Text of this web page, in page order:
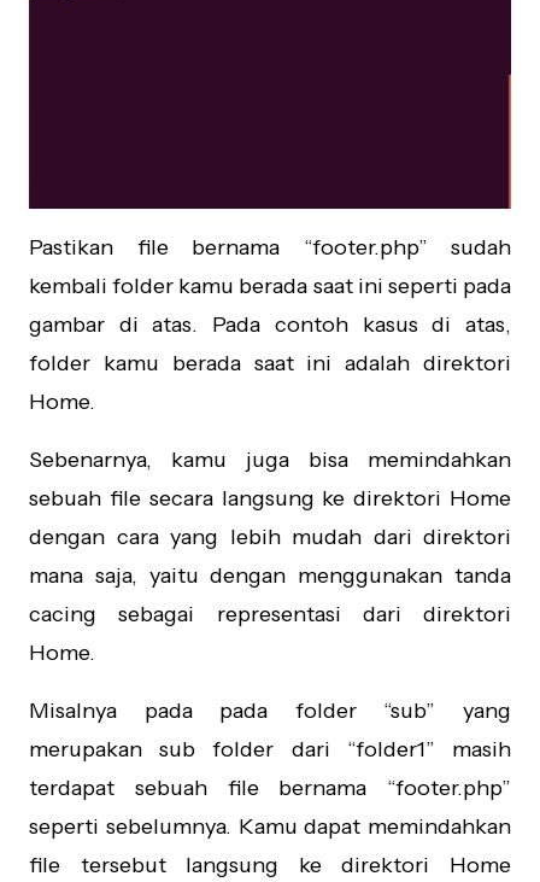
Pastikan file bernama “footer.php” sudah
kembali folder kamu berada saat ini seperti pada
gambar di atas. Pada contoh kasus di atas,
folder kamu berada saat ini adalah direktori
Home.
Sebenarnya, kamu juga bisa memindahkan
sebuah file secara langsung ke direktori Home
dengan cara yang lebih mudah dari direktori
mana saja, yaitu dengan menggunakan tanda
cacing sebagai representasi dari direktori
Home.
Misalnya pada pada folder “sub” yang
merupakan sub folder dari “folder1” masih
terdapat sebuah file bernama “footer.php”
seperti sebelumnya. Kamu dapat memindahkan
file tersebut langsung ke direktori Home